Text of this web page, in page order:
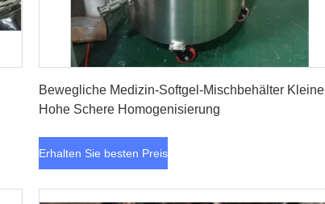
Bewegliche Medizin-Softgel-Mischbehälter Kleine
Hohe Schere Homogenisierung
Erhalten Sie besten Preis